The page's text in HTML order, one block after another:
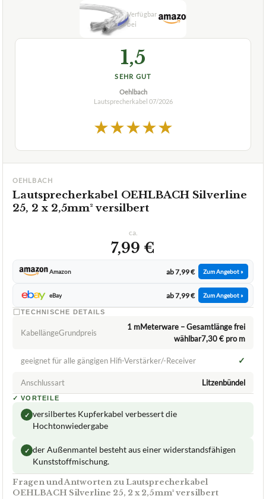
1,5
SEHR GUT
Oehlbach
Lautsprecherkabel 07/2026
★★★★★
OEHLBACH
Lautsprecherkabel OEHLBACH Silverline
25, 2 x 2,5mm² versilbert
ca.
7,99 €
Amazon ab 7,99 € Zum Angebot »
eBay ab 7,99 € Zum Angebot »
TECHNISCHE DETAILS
KabellängeGrundpreis
1 mMeterware – Gesamtlänge frei
wählbar7,30 € pro m
geeignet für alle gängigen Hifi-Verstärker/-Receiver ✓
Anschlussart Litzenbündel
✓ VORTEILE
✓ versilbertes Kupferkabel verbessert die
Hochtonwiedergabe
✓ der Außenmantel besteht aus einer widerstandsfähigen
Kunststoffmischung.
Fragen und Antworten zu Lautsprecherkabel
OEHLBACH Silverline 25, 2 x 2,5mm² versilbert